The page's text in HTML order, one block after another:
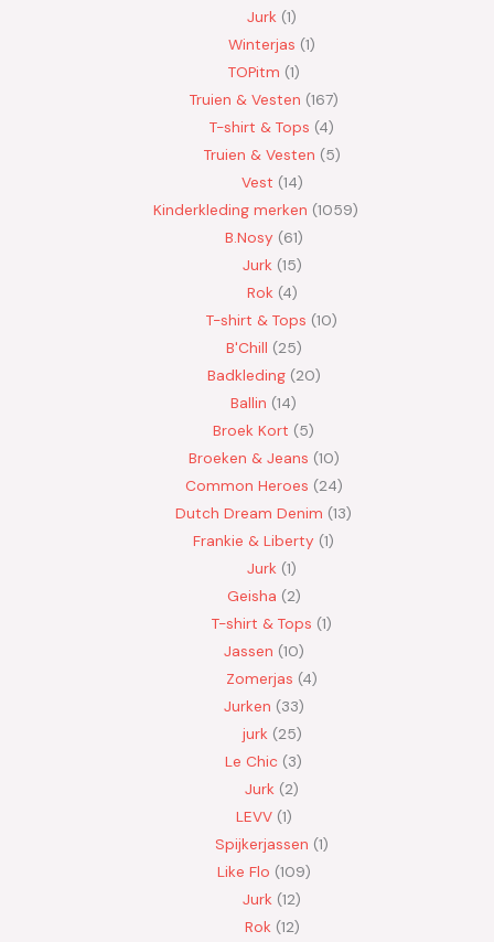
Jurk 1
Winterjas 1
TOPitm 1
Truien & Vesten 167
T-shirt & Tops 4
Truien & Vesten 5
Vest 14
Kinderkleding merken 1059
B.Nosy 61
Jurk 15
Rok 4
T-shirt & Tops 10
B'Chill 25
Badkleding 20
Ballin 14
Broek Kort 5
Broeken & Jeans 10
Common Heroes 24
Dutch Dream Denim 13
Frankie & Liberty 1
Jurk 1
Geisha 2
T-shirt & Tops 1
Jassen 10
Zomerjas 4
Jurken 33
jurk 25
Le Chic 3
Jurk 2
LEVV 1
Spijkerjassen 1
Like Flo 109
Jurk 12
Rok 12